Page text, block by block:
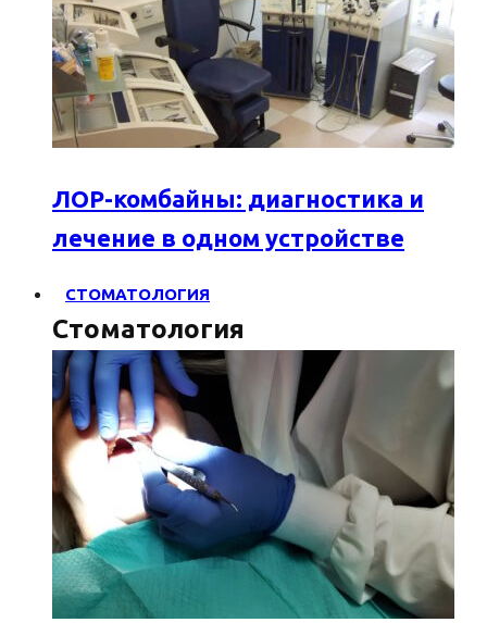
ЛОР-комбайны: диагностика и
лечение в одном устройстве
СТОМАТОЛОГИЯ
Стоматология